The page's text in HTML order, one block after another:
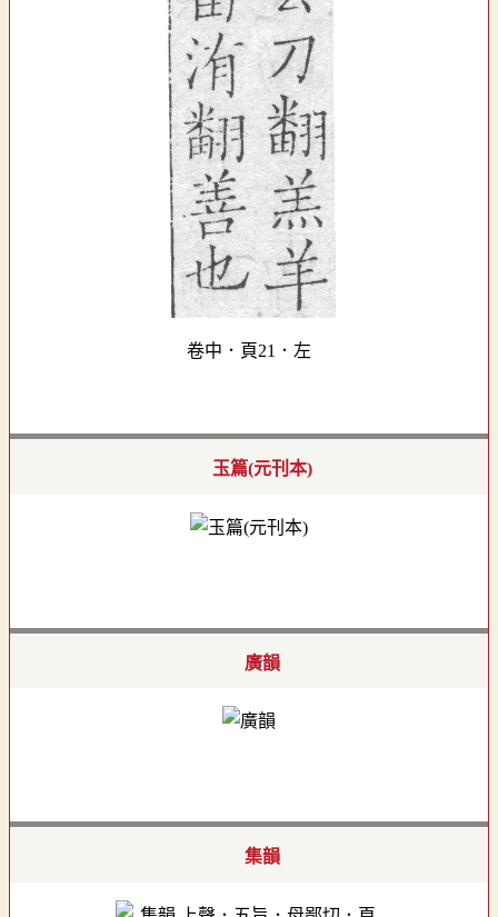
卷中．頁21．左
玉篇(元刊本)
廣韻
集韻